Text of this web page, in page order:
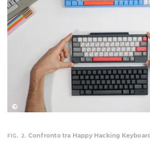
FIG. 2. Confronto tra Happy Hacking